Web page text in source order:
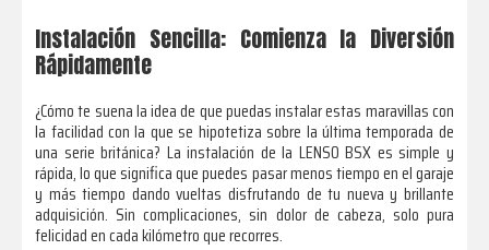
Instalación Sencilla: Comienza la Diversión
Rápidamente
¿Cómo te suena la idea de que puedas instalar estas maravillas con
la facilidad con la que se hipotetiza sobre la última temporada de
una serie británica? La instalación de la LENSO BSX es simple y
rápida, lo que significa que puedes pasar menos tiempo en el garaje
y más tiempo dando vueltas disfrutando de tu nueva y brillante
adquisición. Sin complicaciones, sin dolor de cabeza, solo pura
felicidad en cada kilómetro que recorres.